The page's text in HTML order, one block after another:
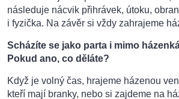
následuje nácvik přihrávek, útoku,
i fyzička. Na závěr si vždy zahrajeme
Scházíte se jako parta i mimo
Pokud ano, co děláte?
Když je volný čas, hrajeme házenou
kteří mají branky, nebo si zajdeme na